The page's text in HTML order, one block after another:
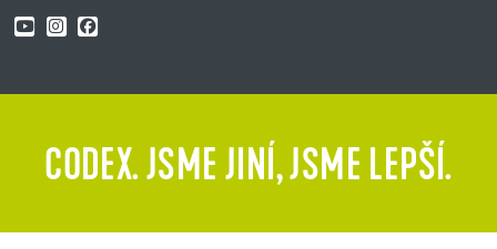
CODEX. JSME JINÍ, JSME LEPŠÍ.